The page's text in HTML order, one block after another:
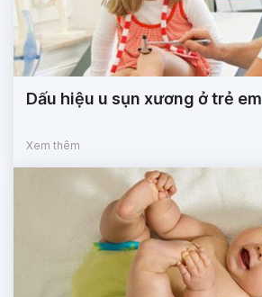
Dấu hiệu u sụn xương ở trẻ em
Xem thêm